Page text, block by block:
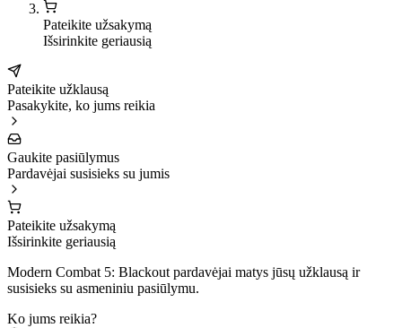
Pateikite užsakymą
Išsirinkite geriausią
Pateikite užklausą
Pasakykite, ko jums reikia
Gaukite pasiūlymus
Pardavėjai susisieks su jumis
Pateikite užsakymą
Išsirinkite geriausią
Modern Combat 5: Blackout pardavėjai matys jūsų užklausą ir
susisieks su asmeniniu pasiūlymu.
Ko jums reikia?